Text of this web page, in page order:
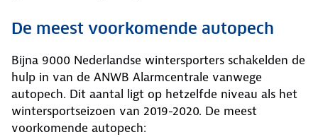
De meest voorkomende autopech
Bijna 9000 Nederlandse wintersporters schakelden de
hulp in van de ANWB Alarmcentrale vanwege
autopech. Dit aantal ligt op hetzelfde niveau als het
wintersportseizoen van 2019-2020. De meest
voorkomende autopech: